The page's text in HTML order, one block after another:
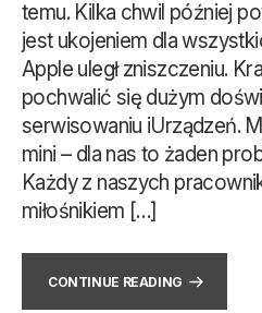
temu. Kilka chwil później
jest ukojeniem dla
Apple uległ zniszczeniu.
pochwalić się dużym
serwisowaniu iUrządzeń.
mini – dla nas to żaden
Każdy z naszych
miłośnikiem […]
CONTINUE READING